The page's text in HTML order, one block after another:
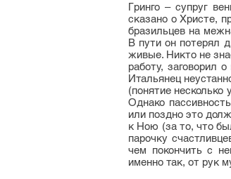
Гринго – супруг
сказано о Христе,
бразильцев на
В пути он потерял
живые. Никто не
работу, заговорил
Итальянец
(понятие несколько
Однако
или поздно это
к Ною (за то, что
парочку
чем покончить с
именно так, от рук